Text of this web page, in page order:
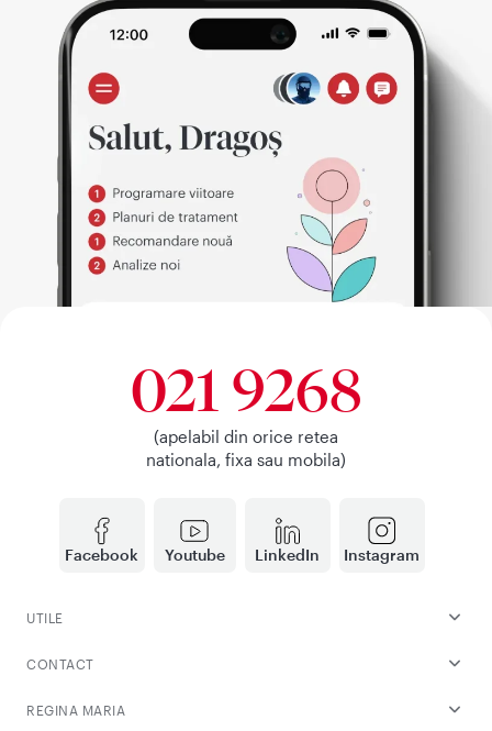
Facebook Youtube LinkedIn Instagram
021 9268
(apelabil din orice retea
nationala, fixa sau mobila)
UTILE
CONTACT
REGINA MARIA